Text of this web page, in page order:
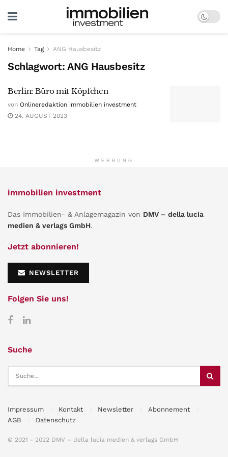
Home Tag ANG Hausbesitz
Schlagwort:ANG Hausbesitz
Berlin: Büro mit Köpfchen
von Onlineredaktion immobilien investment
24. AUGUST 2023
WERBUNG
immobilien investment
Das Immobilien- & Anlagemagazin von DMV – della lucia
medien & verlags GmbH.
Jetzt abonnieren!
NEWSLETTER
Folgen Sie uns!
Suche
Impressum Kontakt Newsletter
Abonnement
AGB
Datenschutz
© 2021 - 2022 DMV – della lucia medien & verlags GmbH